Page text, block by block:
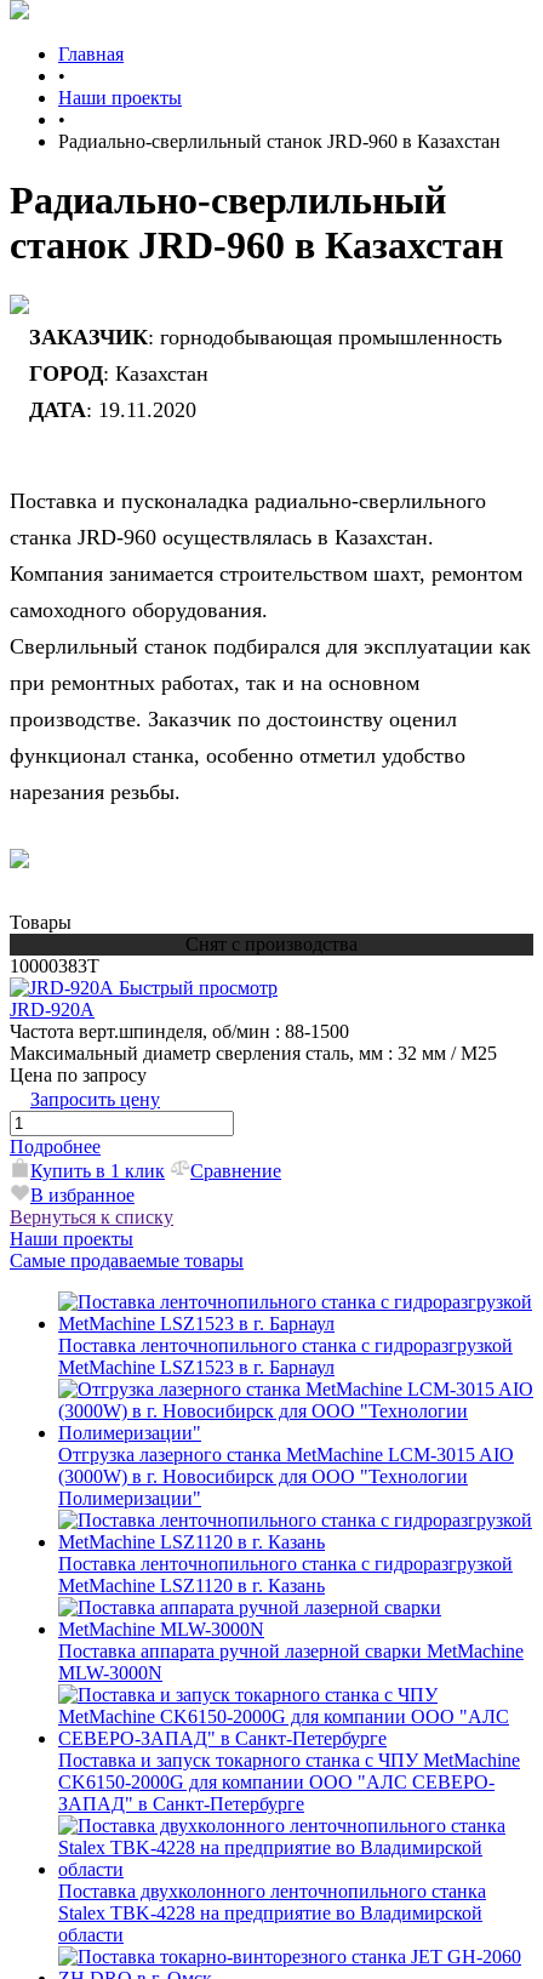
Главная
•
Наши проекты
•
Радиально-сверлильный станок JRD-960 в Казахстан
Радиально-сверлильный
станок JRD-960 в Казахстан
ЗАКАЗЧИК: горнодобывающая промышленность
ГОРОД: Казахстан
ДАТА: 19.11.2020
Поставка и пусконаладка радиально-сверлильного
станка JRD-960 осуществлялась в Казахстан.
Компания занимается строительством шахт, ремонтом
самоходного оборудования.
Сверлильный станок подбирался для эксплуатации как
при ремонтных работах, так и на основном
производстве. Заказчик по достоинству оценил
функционал станка, особенно отметил удобство
нарезания резьбы.
Товары
Снят с производства
10000383T
Быстрый просмотр
JRD-920A
Частота верт.шпинделя, об/мин : 88-1500
Максимальный диаметр сверления сталь, мм : 32 мм / М25
Цена по запросу
Запросить цену
Подробнее
Купить в 1 клик
Сравнение
В избранное
Вернуться к списку
Наши проекты
Самые продаваемые товары
Поставка ленточнопильного станка c гидроразгрузкой
MetMachine LSZ1523 в г. Барнаул
Отгрузка лазерного станка MetMachine LCM-3015 AIO
(3000W) в г. Новосибирск для ООО "Технологии
Полимеризации"
Поставка ленточнопильного станка c гидроразгрузкой
MetMachine LSZ1120 в г. Казань
Поставка аппарата ручной лазерной сварки MetMachine
MLW-3000N
Поставка и запуск токарного станка с ЧПУ MetMachine
CK6150-2000G для компании ООО "АЛС СЕВЕРО-
ЗАПАД" в Санкт-Петербурге
Поставка двухколонного ленточнопильного станка
Stalex TBK-4228 на предприятие во Владимирской
области